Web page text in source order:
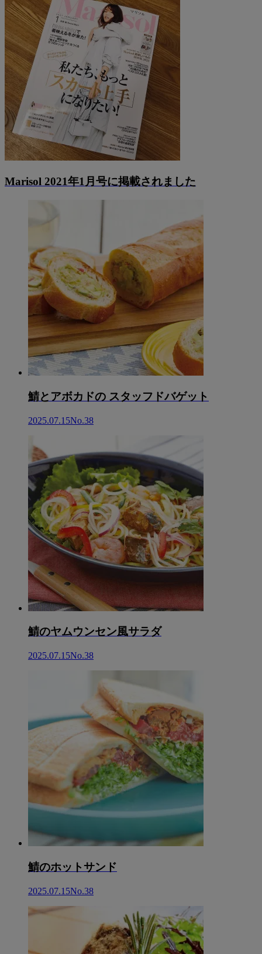
Marisol 2021年1月号に掲載されました
鯖とアボカドの スタッフドバゲット
2025.07.15No.38
鯖のヤムウンセン風サラダ
2025.07.15No.38
鯖のホットサンド
2025.07.15No.38